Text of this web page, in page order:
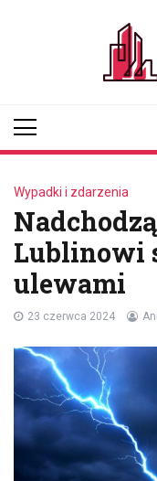
Wypadki i zdarzenia
Lublinowi
ulewami
23 czerwca 2024